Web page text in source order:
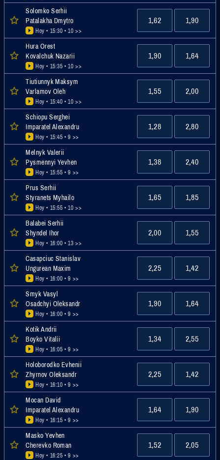
Solomko Serhii
Patalakha Dmytro
Hoy • 15:30 • 10 >>
1,62 1,90
Hura Orest
Kovalchuk Nazarii
Hoy • 15:35 • 10 >>
1,90 1,64
Tiutiunnyk Maksym
Varlamov Oleh
Hoy • 15:40 • 10 >>
1,55 2,00
Schiopu Serghei
Imparatel Alexandru
Hoy • 15:45 • 9 >>
1,28 2,80
Melnyk Valerii
Pysmennyi Yevhen
Hoy • 15:55 • 9 >>
1,38 2,40
Prus Serhii
Styranets Myhailo
Hoy • 15:55 • 10 >>
1,65 1,85
Balabei Serhii
Shyndel Ihor
Hoy • 16:00 • 13 >>
2,00 1,55
Casapciuc Stanislav
Ungurean Maxim
Hoy • 16:00 • 9 >>
2,25 1,42
Smyk Vasyl
Osadchyi Oleksandr
Hoy • 16:00 • 9 >>
1,90 1,64
Kotik Andrii
Boyko Vitalii
Hoy • 16:05 • 9 >>
1,34 2,55
Holoborodko Evhenii
Zhyrnov Oleksandr
Hoy • 16:10 • 9 >>
2,25 1,42
Mocan David
Imparatel Alexandru
Hoy • 16:15 • 9 >>
1,64 1,90
Masko Yevhen
Cherevko Roman
Hoy • 16:25 • 9 >>
1,52 2,05